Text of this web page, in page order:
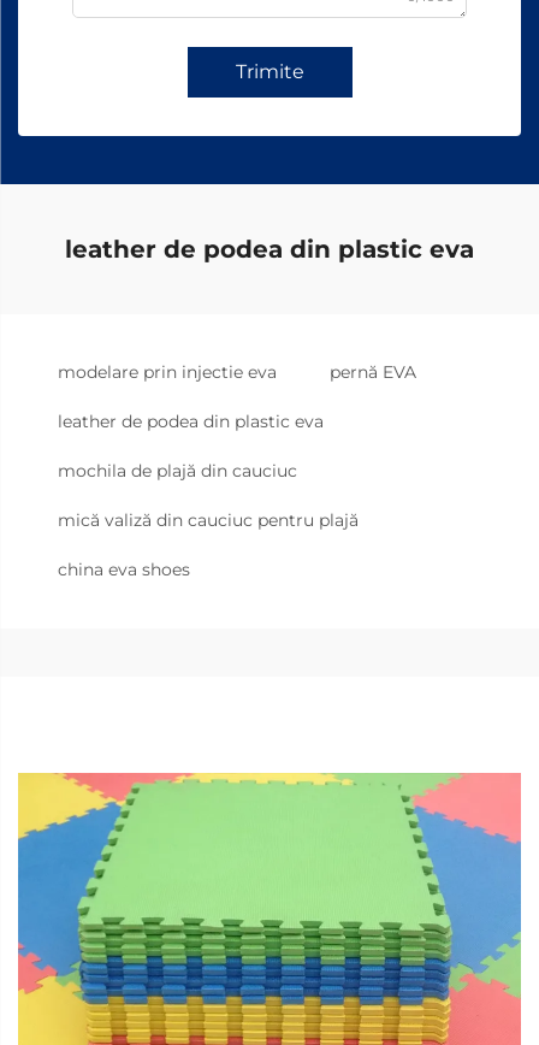
Trimite
leather de podea din plastic eva
modelare prin injectie eva pernă EVA
leather de podea din plastic eva
mochila de plajă din cauciuc
mică valiză din cauciuc pentru plajă
china eva shoes